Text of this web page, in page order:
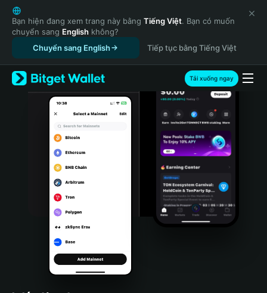
English
日本語
Tiếng Việt
Русский
Español (Latinoamérica)
Türkçe
Italiano
Português (Portugal)
Bahasa Indonesia
Português (Brasil)
Español (Argentina)
Bạn hiện đang xem trang này bằng Tiếng Việt. Bạn có muốn
chuyển sang English không?
Chuyển sang English
Tiếp tục bằng Tiếng Việt
Tải xuống ngay